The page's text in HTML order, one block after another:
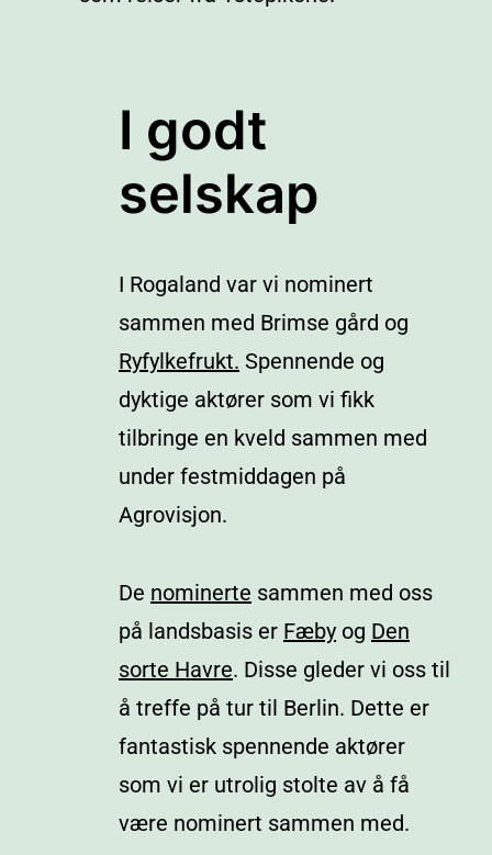
I godt
selskap
I Rogaland var vi nominert
sammen med Brimse gård og
Ryfylkefrukt. Spennende og
dyktige aktører som vi fikk
tilbringe en kveld sammen med
under festmiddagen på
Agrovisjon.
De nominerte sammen med oss
på landsbasis er Fæby og Den
sorte Havre. Disse gleder vi oss til
å treffe på tur til Berlin. Dette er
fantastisk spennende aktører
som vi er utrolig stolte av å få
være nominert sammen med.